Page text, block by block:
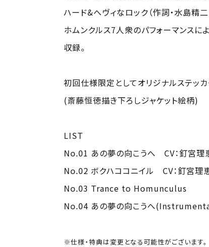
ハード&へヴィなロック（作詞・水島精
ホムンクルス7人衆のパフォーマンスに
収録。
初回仕様限定としてオリジナルステッ
(斎藤恒徳描き下ろしジャケット絵柄)
LIST
No.01 あの夢の向こうへ CV：釘宮理
No.02 ボクハココニイル CV：釘宮理
No.03 Trance to Homunculus
No.04 あの夢の向こうへ
※仕様・特典は変更となる可能性がございます。